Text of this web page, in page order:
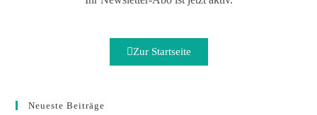
Zur Startseite
Neueste Beiträge